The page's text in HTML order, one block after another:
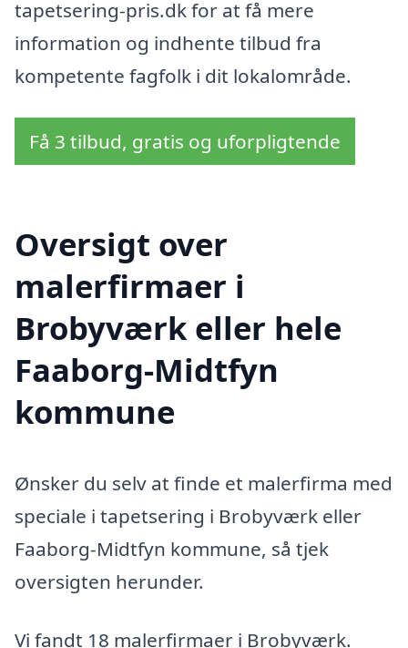
tapetsering-pris.dk for at få mere
information og indhente tilbud fra
kompetente fagfolk i dit lokalområde.
Få 3 tilbud, gratis og uforpligtende
Oversigt over
malerfirmaer i
Brobyværk eller hele
Faaborg-Midtfyn
kommune
Ønsker du selv at finde et malerfirma med
speciale i tapetsering i Brobyværk eller
Faaborg-Midtfyn kommune, så tjek
oversigten herunder.
Vi fandt 18 malerfirmaer i Brobyværk.